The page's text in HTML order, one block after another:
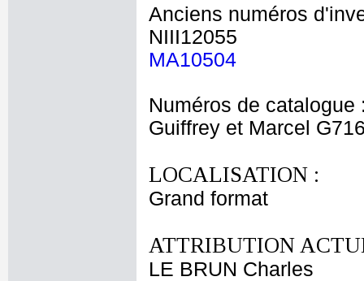
Anciens numéros
NIII12055
MA10504
Numéros de catalogue
Guiffrey et Marcel
LOCALISATION :
Grand format
ATTRIBUTION
LE BRUN Charles